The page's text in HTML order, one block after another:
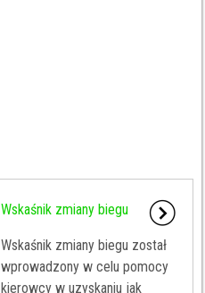
Wskaśnik zmiany biegu
Wskaśnik zmiany biegu został
wprowadzony w celu pomocy
kierowcy w uzyskaniu jak